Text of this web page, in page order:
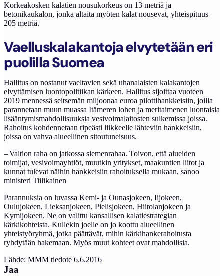
Korkeakosken kalatien nousukorkeus on 13 metriä ja
betonikaukalon, jonka altaita myöten kalat nousevat, yhteispituus
205 metriä.
Vaelluskalakantoja elvytetään eri
puolilla Suomea
Hallitus on nostanut vaeltavien sekä uhanalaisten kalakantojen
elvyttämisen luontopolitiikan kärkeen. Hallitus sijoittaa vuoteen
2019 mennessä seitsemän miljoonaa euroa pilottihankkeisiin, joilla
parannetaan muun muassa Itämeren lohen ja meritaimenen luontaisia
lisääntymismahdollisuuksia vesivoimalaitosten sulkemissa joissa.
Rahoitus kohdennetaan ripeästi liikkeelle lähteviin hankkeisiin,
joissa on vahva alueellinen sitoutuneisuus.
– Valtion raha on jatkossa siemenrahaa. Toivon, että alueiden
toimijat, vesivoimayhtiöt, muutkin yritykset, maakuntien liitot ja
kunnat tulevat näihin hankkeisiin rahoituksella mukaan, sanoo
ministeri Tiilikainen
Parannuksia on luvassa Kemi- ja Ounasjokeen, Iijokeen,
Oulujokeen, Lieksanjokeen, Pielisjokeen, Hiitolanjokeen ja
Kymijokeen. Ne on valittu kansallisen kalatiestrategian
kärkikohteista. Kullekin joelle on jo koottu alueellinen
yhteistyöryhmä, jotka päättävät, mihin kärkihankerahoitusta
ryhdytään hakemaan. Myös muut kohteet ovat mahdollisia.
Lähde: MMM tiedote 6.6.2016
Jaa